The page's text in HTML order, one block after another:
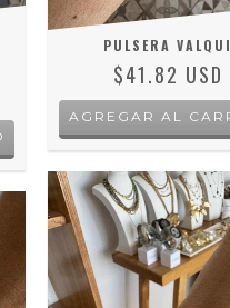
PULSERA VALQUI
$41.82 USD